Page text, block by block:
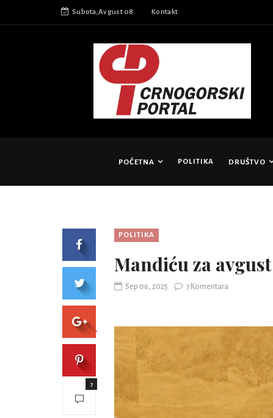
Subota,Avgust 08. Kontakt
POČETNA POLITIKA DRUŠTVO
POLITIKA
Mandiću za
Sep 06, 2025 7 Komentara
7